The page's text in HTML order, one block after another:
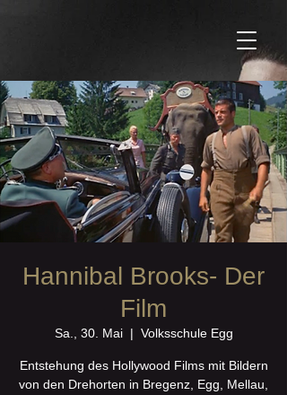
Hannibal Brooks- Der
Film
Sa., 30. Mai
  |
Volksschule Egg
Entstehung des Hollywood Films mit Bildern
von den Drehorten in Bregenz, Egg, Mellau,